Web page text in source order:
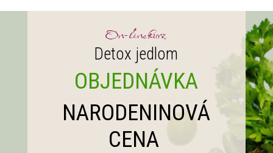
On-line kurz
Detox jedlom
OBJEDNÁVKA
NARODENINOVÁ
CENA